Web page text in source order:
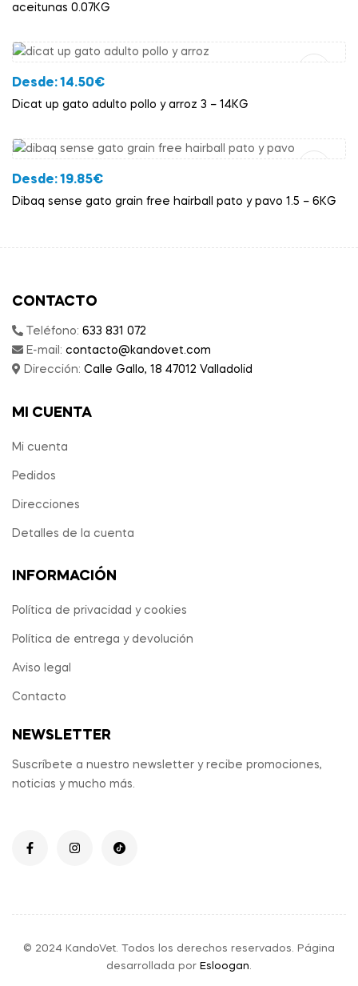
aceitunas 0.07KG
Desde:14.50€
Dicat up gato adulto pollo y arroz 3 – 14KG
Desde:19.85€
Dibaq sense gato grain free hairball pato y pavo 1.5 – 6KG
CONTACTO
Teléfono: 633 831 072
E-mail: contacto@kandovet.com
Dirección: Calle Gallo, 18 47012 Valladolid
MI CUENTA
Mi cuenta
Pedidos
Direcciones
Detalles de la cuenta
INFORMACIÓN
Política de privacidad y cookies
Política de entrega y devolución
Aviso legal
Contacto
NEWSLETTER
Suscríbete a nuestro newsletter y recibe promociones,
noticias y mucho más.
© 2024 KandoVet. Todos los derechos reservados. Página
desarrollada por Esloogan.